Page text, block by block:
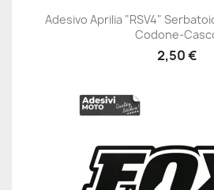
Adesivo Aprilia "RSV4"
Codone-
2,50 €